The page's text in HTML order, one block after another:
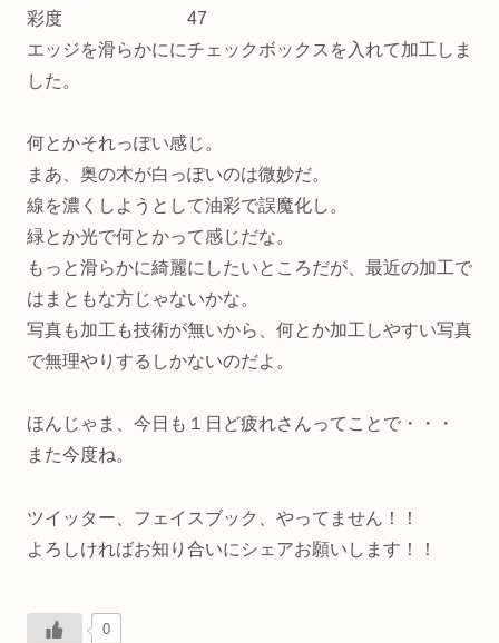
彩度 47
エッジを滑らかににチェックボックスを入れて加工しま
した。
何とかそれっぽい感じ。
まあ、奥の木が白っぽいのは微妙だ。
線を濃くしようとして油彩で誤魔化し。
緑とか光で何とかって感じだな。
もっと滑らかに綺麗にしたいところだが、最近の加工で
はまともな方じゃないかな。
写真も加工も技術が無いから、何とか加工しやすい写真
で無理やりするしかないのだよ。
ほんじゃま、今日も１日ど疲れさんってことで・・・
また今度ね。
ツイッター、フェイスブック、やってません！！
よろしければお知り合いにシェアお願いします！！
0